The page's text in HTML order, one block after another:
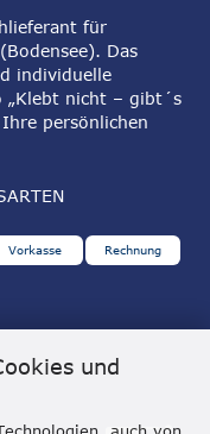
und
auch von
für
Das
individuelle
„Klebt nicht – gibt´s
persönlichen
Vorkasse Rechnung